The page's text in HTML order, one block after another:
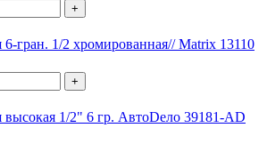
+
6-гран. 1/2 хромированная// Matrix 13110
+
высокая 1/2" 6 гр. АвтоDело 39181-АD